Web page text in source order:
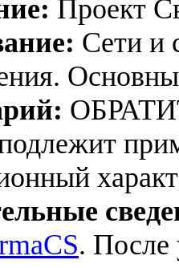
Проект
Сети и
. После